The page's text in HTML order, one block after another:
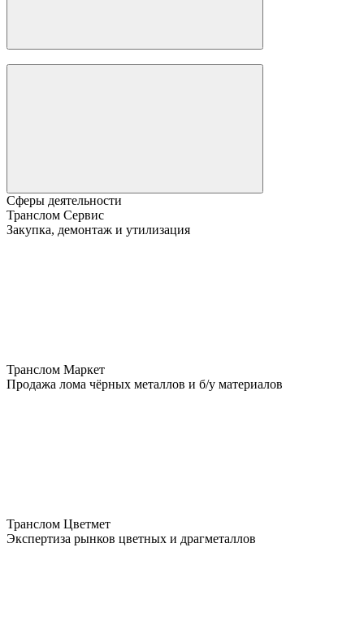
Сферы деятельности
Транслом Сервис
Закупка, демонтаж и утилизация
Транслом Маркет
Продажа лома чёрных металлов и б/у материалов
Транслом Цветмет
Экспертиза рынков цветных и драгметаллов